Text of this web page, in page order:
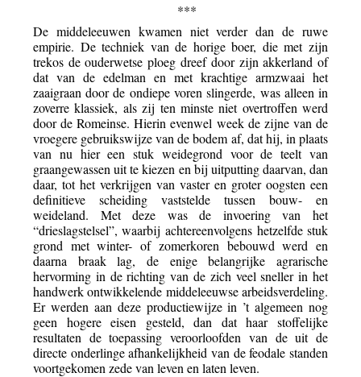
***
De middeleeuwen kwamen niet verder dan de ruwe
empirie. De techniek van de horige boer, die met zijn
trekos de ouderwetse ploeg dreef door zijn akkerland of
dat van de edelman en met krachtige armzwaai het
zaaigraan door de ondiepe voren slingerde, was alleen in
zoverre klassiek, als zij ten minste niet overtroffen werd
door de Romeinse. Hierin evenwel week de zijne van de
vroegere gebruikswijze van de bodem af, dat hij, in plaats
van nu hier een stuk weidegrond voor de teelt van
graangewassen uit te kiezen en bij uitputting daarvan, dan
daar, tot het verkrijgen van vaster en groter oogsten een
definitieve scheiding vaststelde tussen bouw- en
weideland. Met deze was de invoering van het
“drieslagstelsel”, waarbij achtereenvolgens hetzelfde stuk
grond met winter- of zomerkoren bebouwd werd en
daarna braak lag, de enige belangrijke agrarische
hervorming in de richting van de zich veel sneller in het
handwerk ontwikkelende middeleeuwse arbeidsverdeling.
Er werden aan deze productiewijze in ’t algemeen nog
geen hogere eisen gesteld, dan dat haar stoffelijke
resultaten de toepassing veroorloofden van de uit de
directe onderlinge afhankelijkheid van de feodale standen
voortgekomen zede van leven en laten leven.